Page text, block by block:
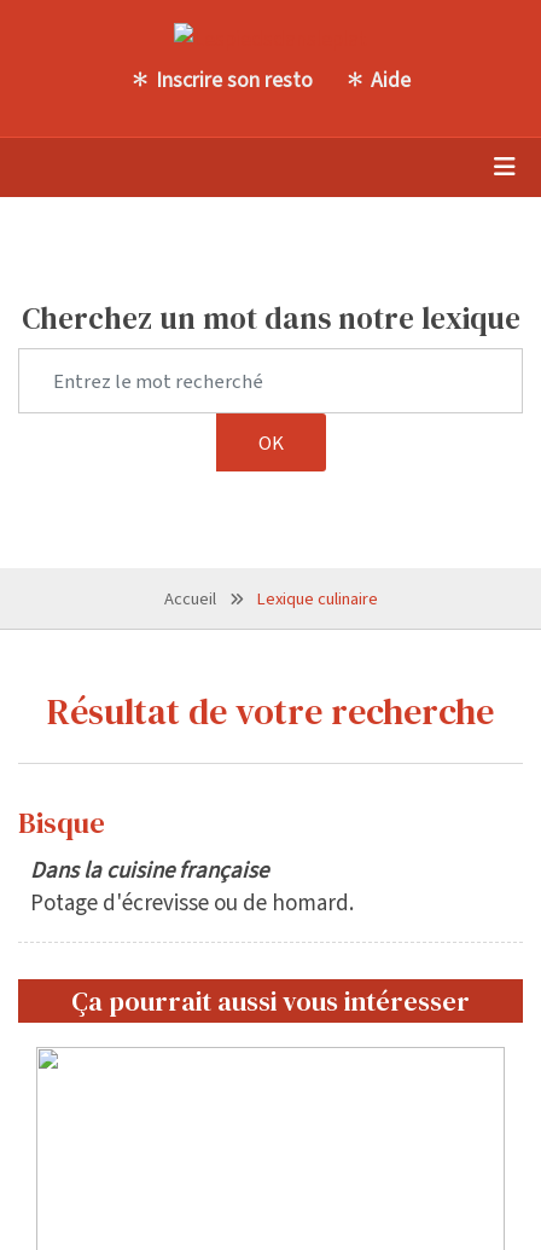
Inscrire son resto Aide
Cherchez un mot dans notre lexique
Accueil Lexique culinaire
Résultat de votre recherche
Bisque
Dans la cuisine française
Potage d'écrevisse ou de homard.
Ça pourrait aussi vous intéresser